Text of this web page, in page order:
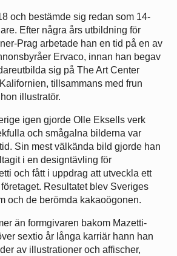
och bestämde sig redan som 14-
Efter några års utbildning för
Prag arbetade han en tid på en av
Ervaco, innan han begav
sig på The Art Center
tillsammans med frun
illustratör.
igen gjorde Olle Eksells verk
och smågalna bilderna var
Sin mest välkända bild gjorde han
i en designtävling för
och fått i uppdrag att utveckla ett
Resultatet blev Sveriges
och de berömda kakaoögonen.
än formgivaren bakom Mazetti-
sextio år långa karriär hann han
av illustrationer och affischer,